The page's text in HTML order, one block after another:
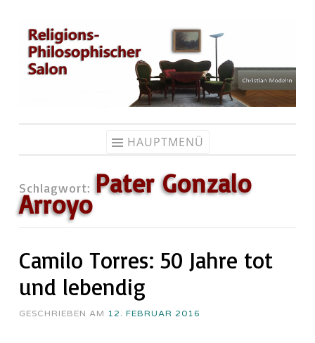
Zum
Inhalt
springen
HAUPTMENÜ
Schlagwort: Pater Gonzalo
Arroyo
Camilo Torres: 50 Jahre tot
und lebendig
GESCHRIEBEN AM 12. FEBRUAR 2016